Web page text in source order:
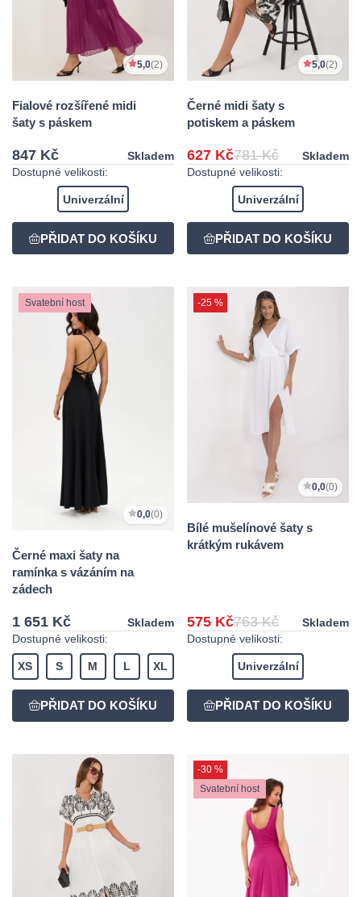
5,0(2)
Fialové rozšířené midi
šaty s páskem
847 Kč
Skladem
Dostupné velikosti:
Univerzální
5,0(2)
Černé midi šaty s
potiskem a páskem
627 Kč781 Kč
Skladem
Dostupné velikosti:
Univerzální
Svatební host
0,0(0)
Černé maxi šaty na
ramínka s vázáním na
zádech
1 651 Kč
Skladem
Dostupné velikosti:
XS S M L XL
-25 %
0,0(0)
Bílé mušelínové šaty s
krátkým rukávem
575 Kč763 Kč
Skladem
Dostupné velikosti:
Univerzální
-30 %
Svatební host